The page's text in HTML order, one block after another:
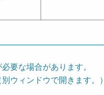
要な場合があります。
別ウィンドウで開きます。）